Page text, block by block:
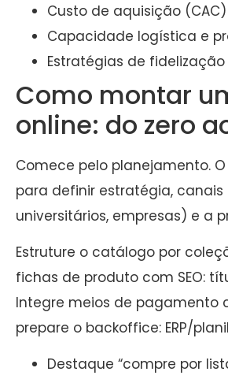
Custo de aquisição
Capacidade logística e
Estratégias de
Como montar
online: do zero
Comece pelo planejamento. O
para definir estratégia, canais
universitários, empresas) e a
Estruture o catálogo por
fichas de produto com SEO:
Integre meios de pagamento
prepare o backoffice: ERP/
Destaque “compre por